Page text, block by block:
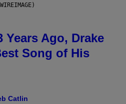
Years Ago, Drake
Song of His
Catlin